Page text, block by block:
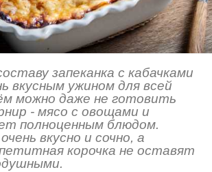
запеканка с кабачками
вкусным ужином для всей
можно даже не готовить
- мясо с овощами и
полноценным блюдом.
вкусно и сочно, а
корочка не оставят